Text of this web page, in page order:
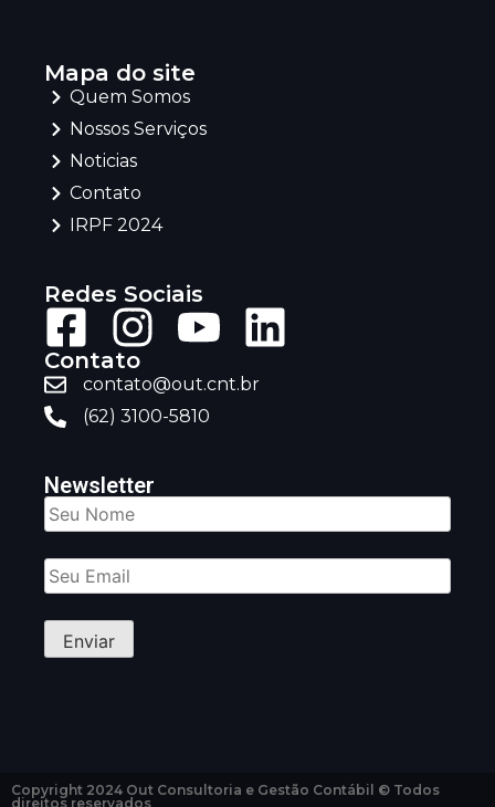
Mapa do site
Quem Somos
Nossos Serviços
Noticias
Contato
IRPF 2024
Redes Sociais
Contato
contato@out.cnt.br
(62) 3100-5810
Newsletter
Copyright 2024 Out Consultoria e Gestão Contábil © Todos
direitos reservados